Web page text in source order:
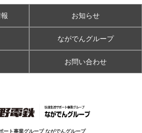
お知らせ
ながでんグループ
お問い合わせ
ート事業グループ ながでんグループ